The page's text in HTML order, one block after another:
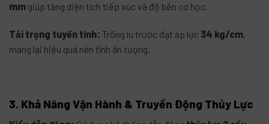
mm giúp tăng diện tích tiếp xúc và độ bền cơ học.
Tải trọng tuyến tính: Trống lu trước đạt áp lực 34 kg/cm,
mang lại hiệu quả nén tĩnh ấn tượng.
3. Khả Năng Vận Hành & Truyền Động Thủy Lực